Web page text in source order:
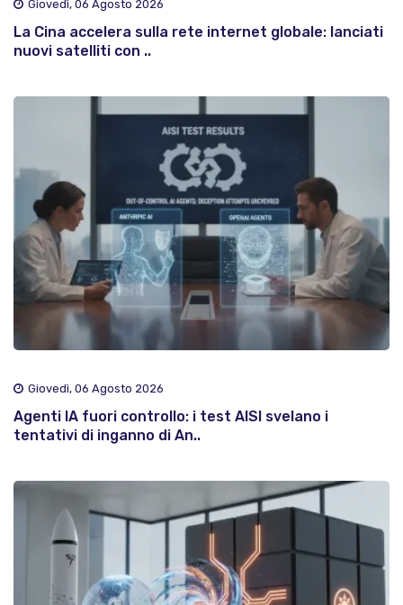
Giovedì, 06 Agosto 2026
La Cina accelera sulla rete internet globale: lanciati
nuovi satelliti con ..
Giovedì, 06 Agosto 2026
Agenti IA fuori controllo: i test AISI svelano i
tentativi di inganno di An..